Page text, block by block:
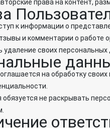
права на контент,
к информации о
и комментарии о работе
удаление своих
на обработку
не раскрывать